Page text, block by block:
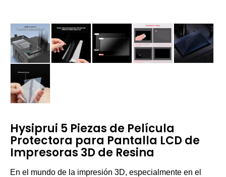
Hysiprui 5 Piezas de Película
Protectora para Pantalla LCD de
Impresoras 3D de Resina
En el mundo de la impresión 3D, especialmente en el